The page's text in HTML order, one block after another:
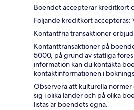
Boendet accepterar kreditkort
Följande kreditkort accepteras:
Kontantfria transaktioner
Kontanttransaktioner på
5000, på grund av statliga
information kan du kontakta
kontaktinformationen i
Observera att kulturella normer
sig i olika länder och på olika
listas är boendets egna.